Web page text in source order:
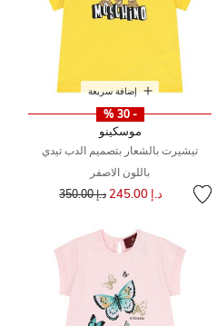
إضافة سريعة
- 30 %
موسكينو
تيشيرت بالشعار بتصميم الدب تيدي
باللون الاصفر
د.إ 245.00 سعر مخفض مند.إ 350.00